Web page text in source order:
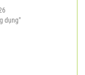
dụng"